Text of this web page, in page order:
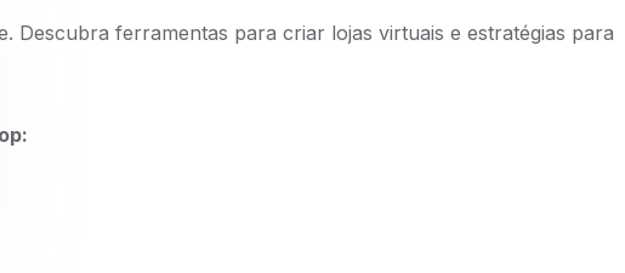
Descubra ferramentas para criar lojas virtuais e estratégias para